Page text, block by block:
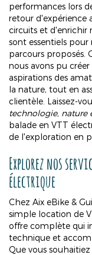
performances lors
retour d'expérience
circuits et d'enrichir
sont essentiels
parcours proposés.
nous avons pu
aspirations des
la nature, tout en
clientèle. Laissez-
technologie, nature
balade en VTT
de l'exploration en
Explorez nos
électrique
Chez Aix eBike &
simple location de
offre complète qui
technique et
Que vous